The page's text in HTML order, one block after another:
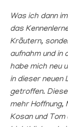
Was ich dann
das
Kräutern,
aufnahm und in
habe mich neu
in dieser neuen
getroffen.
mehr Hoffnung,
Kosan und Tom